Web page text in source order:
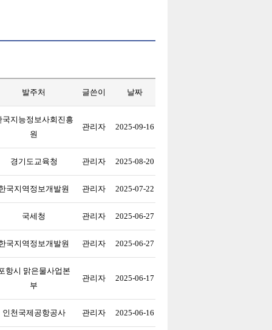
발주처 글쓴이 날짜
국지능정보사회진흥
원
관리자 2025-09-16
경기도교육청 관리자 2025-08-20
국지역정보개발원 관리자 2025-07-22
국세청 관리자 2025-06-27
국지역정보개발원 관리자 2025-06-27
항시 맑은물사업본
부
관리자 2025-06-17
인천국제공항공사 관리자 2025-06-16